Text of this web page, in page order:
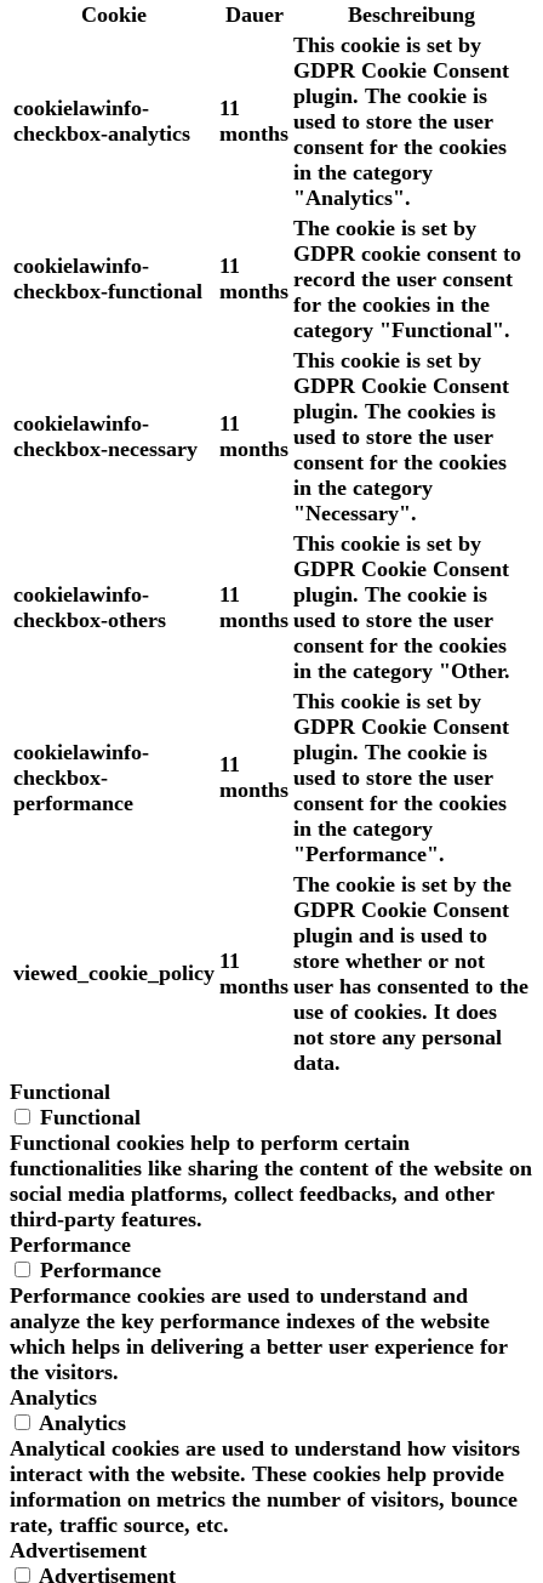
Cookie
Dauer Beschreibung
cookielawinfo-
checkbox-analytics
11
months
This cookie is set by
GDPR Cookie Consent
plugin. The cookie is
used to store the user
consent for the cookies
in the category
"Analytics".
cookielawinfo-
checkbox-functional
11
months
The cookie is set by
GDPR cookie consent to
record the user consent
for the cookies in the
category "Functional".
cookielawinfo-
checkbox-necessary
11
months
This cookie is set by
GDPR Cookie Consent
plugin. The cookies is
used to store the user
consent for the cookies
in the category
"Necessary".
cookielawinfo-
checkbox-others
11
months
This cookie is set by
GDPR Cookie Consent
plugin. The cookie is
used to store the user
consent for the cookies
in the category "Other.
cookielawinfo-
checkbox-
performance
11
months
This cookie is set by
GDPR Cookie Consent
plugin. The cookie is
used to store the user
consent for the cookies
in the category
"Performance".
viewed_cookie_policy 11
months
The cookie is set by the
GDPR Cookie Consent
plugin and is used to
store whether or not
user has consented to the
use of cookies. It does
not store any personal
data.
Functional
Functional
Functional cookies help to perform certain
functionalities like sharing the content of the website on
social media platforms, collect feedbacks, and other
third-party features.
Performance
Performance
Performance cookies are used to understand and
analyze the key performance indexes of the website
which helps in delivering a better user experience for
the visitors.
Analytics
Analytics
Analytical cookies are used to understand how visitors
interact with the website. These cookies help provide
information on metrics the number of visitors, bounce
rate, traffic source, etc.
Advertisement
Advertisement